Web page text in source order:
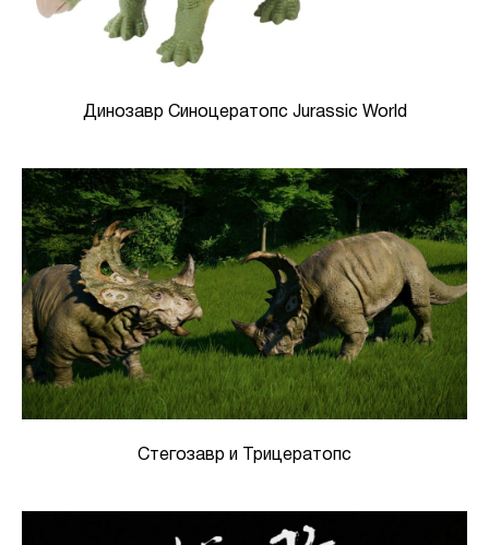
Динозавр Синоцератопс Jurassic World
Стегозавр и Трицератопс